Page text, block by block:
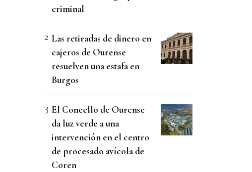
criminal
Las retiradas de dinero en
cajeros de Ourense
resuelven una estafa en
Burgos
El Concello de Ourense
da luz verde a una
intervención en el centro
de procesado avícola de
Coren